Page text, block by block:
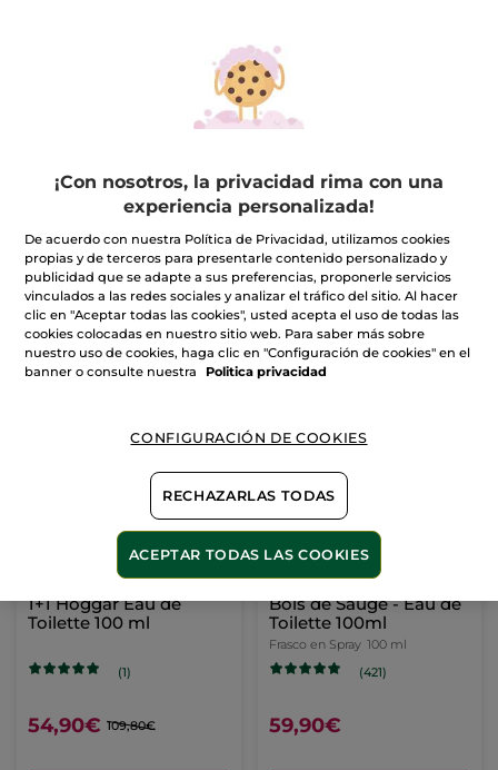
1+1 Ambre Noir - Eau de
Toilette 50 ml
45,90€ 91,80€
AÑADIR A MI
CESTA
1+1 Hoggar Eau de
Toilette 100 ml
(1)
54,90€ 109,80€
Bois de Sauge - Eau de
Toilette 100ml
Frasco en Spray 100 ml
(421)
59,90€
¡Con nosotros, la privacidad rima con una
experiencia personalizada!
De acuerdo con nuestra Política de Privacidad, utilizamos cookies
propias y de terceros para presentarle contenido personalizado y
publicidad que se adapte a sus preferencias, proponerle servicios
vinculados a las redes sociales y analizar el tráfico del sitio. Al hacer
clic en "Aceptar todas las cookies", usted acepta el uso de todas las
cookies colocadas en nuestro sitio web. Para saber más sobre
nuestro uso de cookies, haga clic en "Configuración de cookies" en el
banner o consulte nuestra
Politica privacidad
CONFIGURACIÓN DE COOKIES
RECHAZARLAS TODAS
ACEPTAR TODAS LAS COOKIES